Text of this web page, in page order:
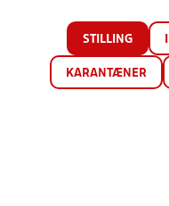
STILLING
KARANTÆNER